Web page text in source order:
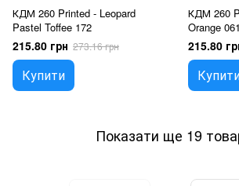
КДМ 260 Printed - Leopard
Pastel Toffee 172
215.80 грн 273.16 грн
Купити
КДМ 260
Orange 061
215.80
Показати ще 19